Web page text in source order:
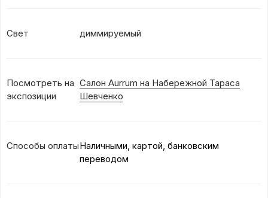
Свет диммируемый
Посмотреть на
экспозиции
Салон Aurrum на Набережной Тараса
Шевченко
Способы оплатыНаличными, картой, банковским
переводом